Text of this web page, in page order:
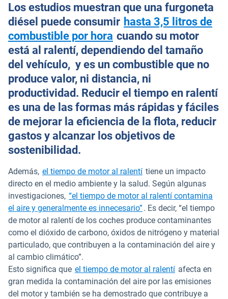
Los estudios muestran que una furgoneta
diésel puede consumir hasta 3,5 litros de
combustible por hora Abrir en una nueva
cuando su motor
está al ralentí, dependiendo del tamaño
del vehículo, y es un combustible que no
produce valor, ni distancia, ni
productividad. Reducir el tiempo en ralentí
es una de las formas más rápidas y fáciles
de mejorar la eficiencia de la flota, reducir
gastos y alcanzar los objetivos de
sostenibilidad.
Además, el tiempo de motor al ralentí tiene un impacto
directo en el medio ambiente y la salud. Según algunas
investigaciones, “el tiempo de motor al ralentí contamina
el aire y generalmente es innecesario” Abrir en una nueva
. Es decir, “el tiempo
de motor al ralentí de los coches produce contaminantes
como el dióxido de carbono, óxidos de nitrógeno y material
particulado, que contribuyen a la contaminación del aire y
al cambio climático”.
Esto significa que el tiempo de motor al ralentíAbrir en una
afecta en
gran medida la contaminación del aire por las emisiones
del motor y también se ha demostrado que contribuye a